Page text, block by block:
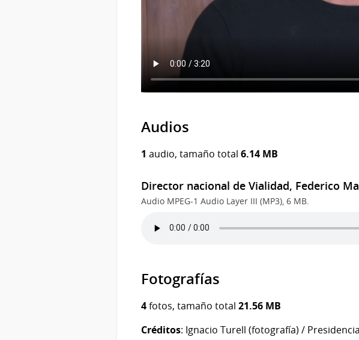
Audios
1 audio, tamaño total 6.14 MB
Director nacional de Vialidad, Federico
Audio MPEG-1 Audio Layer III (MP3), 6 MB.
Fotografías
4fotos, tamaño total 21.56 MB
Créditos: Ignacio Turell (fotografía) /